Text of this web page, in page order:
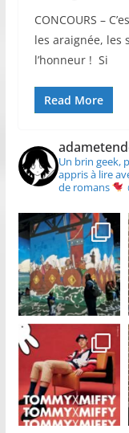
CONCOURS –
les araignée, les
l’honneur ! Si
Read More
Un brin geek,
appris à lire
de romans